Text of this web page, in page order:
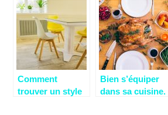
une chambre
cocooning.
immobilier :
Quelques
exemples
Comment
trouver un style
Bien s’équiper
dans sa cuisine.